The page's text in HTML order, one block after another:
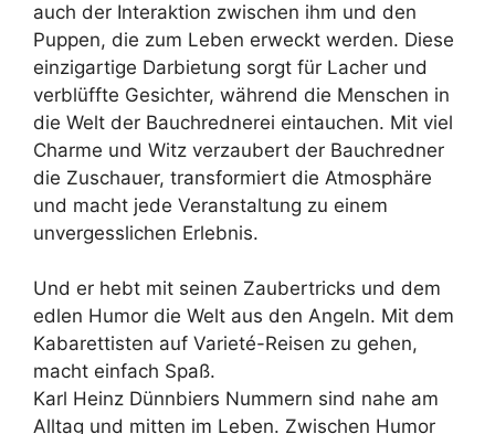
auch der Interaktion zwischen ihm und den
Puppen, die zum Leben erweckt werden. Diese
einzigartige Darbietung sorgt für Lacher und
verblüffte Gesichter, während die Menschen in
die Welt der Bauchrednerei eintauchen. Mit viel
Charme und Witz verzaubert der Bauchredner
die Zuschauer, transformiert die Atmosphäre
und macht jede Veranstaltung zu einem
unvergesslichen Erlebnis.
Und er hebt mit seinen Zaubertricks und dem
edlen Humor die Welt aus den Angeln. Mit dem
Kabarettisten auf Varieté-Reisen zu gehen,
macht einfach Spaß.
Karl Heinz Dünnbiers Nummern sind nahe am
Alltag und mitten im Leben. Zwischen Humor